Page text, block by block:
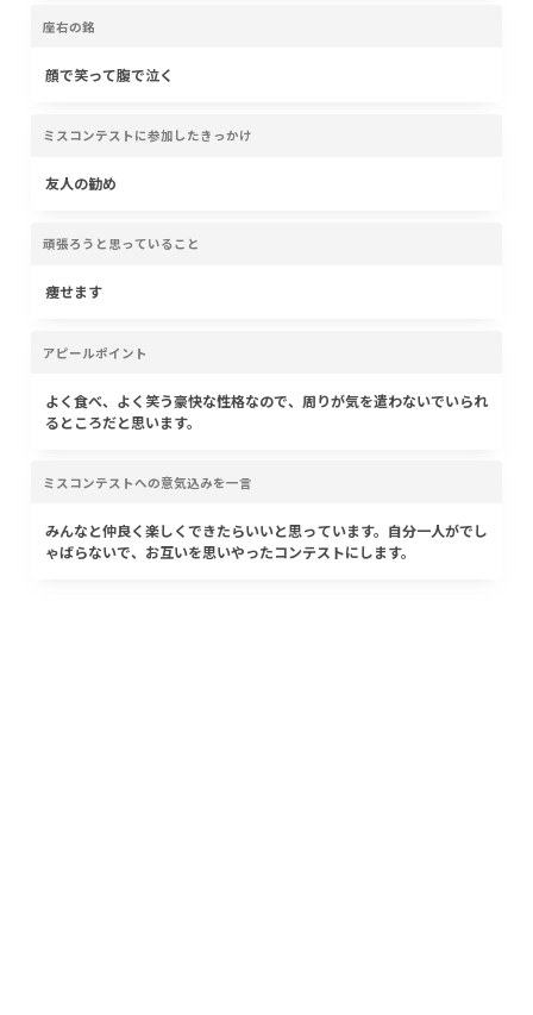
座右の銘
顔で笑って腹で泣く
ミスコンテストに参加したきっかけ
友人の勧め
頑張ろうと思っていること
痩せます
アピールポイント
よく食べ、よく笑う豪快な性格なので、周りが気を遣わないでいられ
るところだと思います。
ミスコンテストへの意気込みを一言
みんなと仲良く楽しくできたらいいと思っています。自分一人がでし
ゃばらないで、お互いを思いやったコンテストにします。